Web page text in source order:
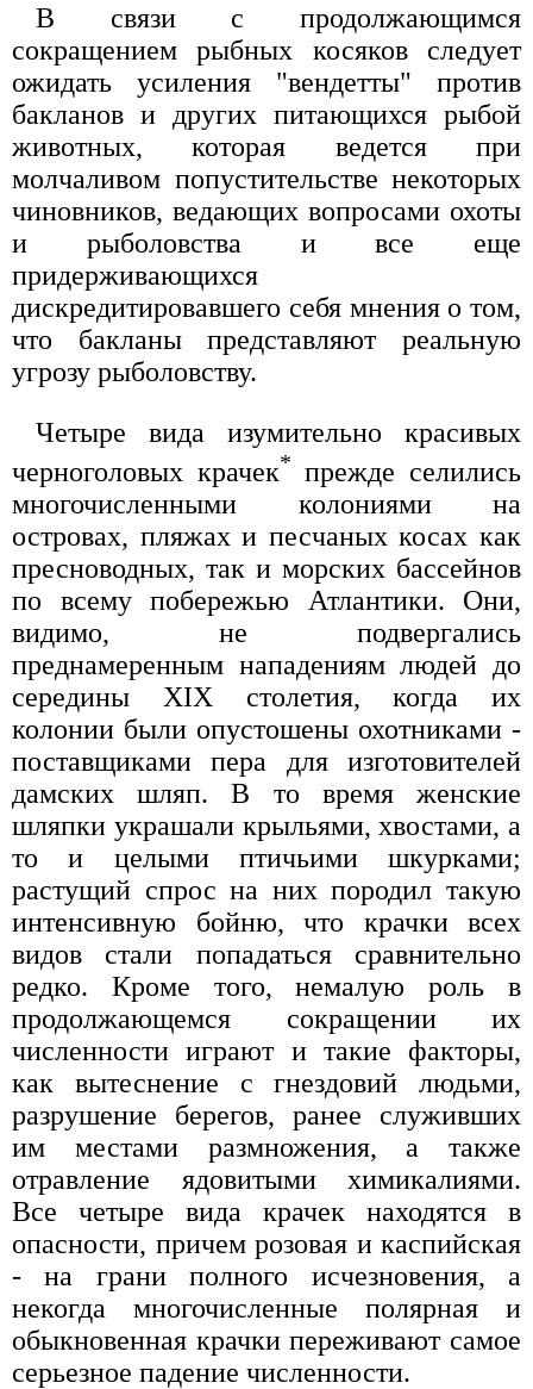
В связи с продолжающимся
сокращением рыбных косяков следует
ожидать усиления "вендетты" против
бакланов и других питающихся рыбой
животных, которая ведется при
молчаливом попустительстве некоторых
чиновников, ведающих вопросами охоты
и рыболовства и все еще
придерживающихся
дискредитировавшего себя мнения о том,
что бакланы представляют реальную
угрозу рыболовству.
Четыре вида изумительно красивых
черноголовых крачек* прежде селились
многочисленными колониями на
островах, пляжах и песчаных косах как
пресноводных, так и морских бассейнов
по всему побережью Атлантики. Они,
видимо, не подвергались
преднамеренным нападениям людей до
середины XIX столетия, когда их
колонии были опустошены охотниками -
поставщиками пера для изготовителей
дамских шляп. В то время женские
шляпки украшали крыльями, хвостами, а
то и целыми птичьими шкурками;
растущий спрос на них породил такую
интенсивную бойню, что крачки всех
видов стали попадаться сравнительно
редко. Кроме того, немалую роль в
продолжающемся сокращении их
численности играют и такие факторы,
как вытеснение с гнездовий людьми,
разрушение берегов, ранее служивших
им местами размножения, а также
отравление ядовитыми химикалиями.
Все четыре вида крачек находятся в
опасности, причем розовая и каспийская
- на грани полного исчезновения, а
некогда многочисленные полярная и
обыкновенная крачки переживают самое
серьезное падение численности.